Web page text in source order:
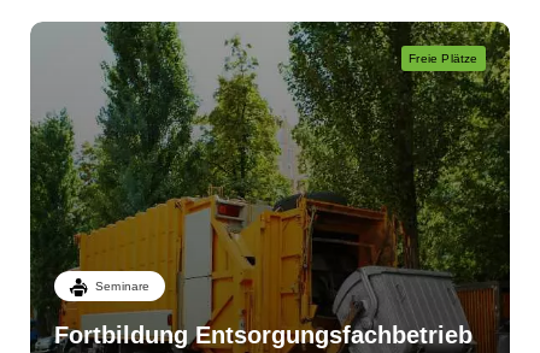
Freie Plätze
Seminare
Fortbildung Entsorgungsfachbetrieb